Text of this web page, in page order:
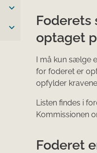
optaget
I må kun sælge
for foderet er
opfylder
Listen findes i
Kommissionen
Foderet